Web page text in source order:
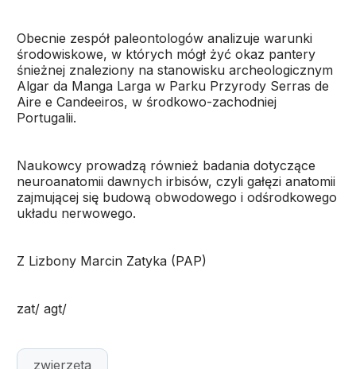
Obecnie zespół paleontologów analizuje warunki
środowiskowe, w których mógł żyć okaz pantery
śnieżnej znaleziony na stanowisku archeologicznym
Algar da Manga Larga w Parku Przyrody Serras de
Aire e Candeeiros, w środkowo-zachodniej
Portugalii.
Naukowcy prowadzą również badania dotyczące
neuroanatomii dawnych irbisów, czyli gałęzi anatomii
zajmującej się budową obwodowego i odśrodkowego
układu nerwowego.
Z Lizbony Marcin Zatyka (PAP)
zat/ agt/
zwierzęta